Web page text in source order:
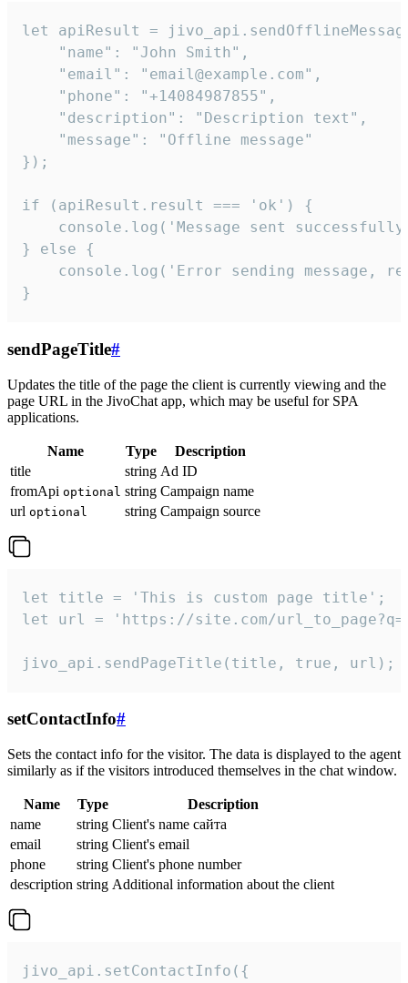
let apiResult =
    "name": "John Smith",
    "email": "email@example.com",
    "phone": "+14084987855",
    "description": "Description text",
    "message": "Offline message"
});
if (apiResult.result === 'ok') {
console.log('Message sent
} else {
console.log('Error sending message,
}
sendPageTitle#
Updates the title of the page the client is currently viewing and the
page URL in the JivoChat app, which may be useful for SPA
applications.
Name Type
Description
title
string Ad ID
fromApi optional string Campaign name
url optional string Campaign source
let title = 'This is custom page title';
let url = 'https://site.com/
jivo_api.sendPageTitle(title, true, url);
setContactInfo#
Sets the contact info for the visitor. The data is displayed to the agent
similarly as if the visitors introduced themselves in the chat window.
Name Type
Description
name
string Client's name сайта
email
string Client's email
phone
string Client's phone number
description string Additional information about the client
jivo_api.setContactInfo({